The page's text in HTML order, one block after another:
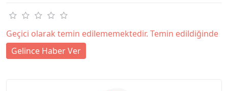
Geçici olarak temin edilememektedir. Temin edildiğinde
Gelince Haber Ver